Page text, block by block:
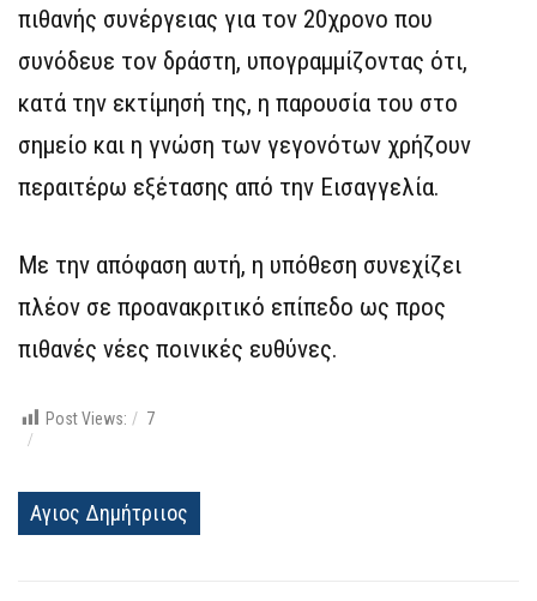
πιθανής συνέργειας για τον 20χρονο που
συνόδευε τον δράστη, υπογραμμίζοντας ότι,
κατά την εκτίμησή της, η παρουσία του στο
σημείο και η γνώση των γεγονότων χρήζουν
περαιτέρω εξέτασης από την Εισαγγελία.
Με την απόφαση αυτή, η υπόθεση συνεχίζει
πλέον σε προανακριτικό επίπεδο ως προς
πιθανές νέες ποινικές ευθύνες.
Post Views: 7
Αγιος Δημήτριιος